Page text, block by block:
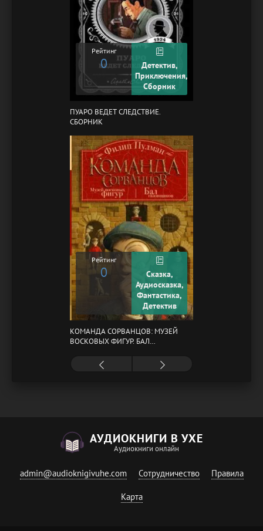
Рейтинг
0
Детектив,
Приключения,
Сборник
ПУАРО ВЕДЕТ СЛЕДСТВИЕ.
СБОРНИК
Рейтинг
0
Сказка,
Аудиосказка,
Фантастика,
Детектив
КОМАНДА СОРВАНЦОВ: МУЗЕЙ
ВОСКОВЫХ ФИГУР. БАЛ
АУДИОКНИГИ В УХЕ
Аудиокниги онлайн
admin@audioknigivuhe.com Сотрудничество Правила
Карта